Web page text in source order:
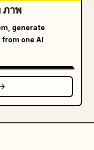
น้นไฮไลต์แบบคอมิก
มที่สมจริง เงายังคง
น้า ในขณะที่เสื้อผ้า
สดใสคล้ายนีออนและ
ภาพ
generate
one AI